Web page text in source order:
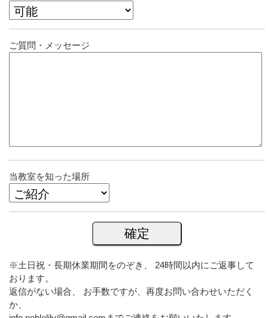
ご質問・メッセージ
当教室を知った場所
※土日祝・長期休業期間をのぞき、 24時間以内にご返事して
おります。
返信がない場合、 お手数ですが、再度お問い合わせいただく
か、